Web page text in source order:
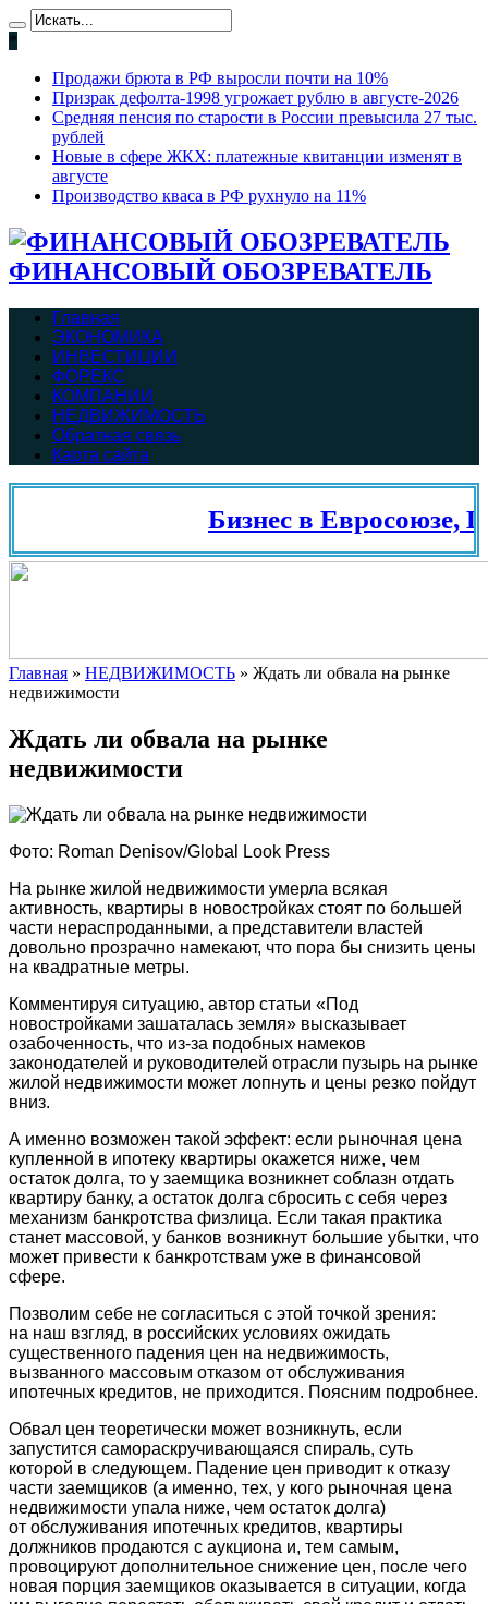
*
Продажи брюта в РФ выросли почти на 10%
Призрак дефолта-1998 угрожает рублю в августе-2026
Средняя пенсия по старости в России превысила 27 тыс.
рублей
Новые в сфере ЖКХ: платежные квитанции изменят в
августе
Производство кваса в РФ рухнуло на 11%
ФИНАНСОВЫЙ ОБОЗРЕВАТЕЛЬ
Главная
ЭКОНОМИКА
ИНВЕСТИЦИИ
ФОРЕКС
КОМПАНИИ
НЕДВИЖИМОСТЬ
Обратная связь
Карта сайта
Бизнес в Евросоюзе,
Главная » НЕДВИЖИМОСТЬ » Ждать ли обвала на рынке
недвижимости
Ждать ли обвала на рынке
недвижимости
Фото: Roman Denisov/Global Look Press
На рынке жилой недвижимости умерла всякая
активность, квартиры в новостройках стоят по большей
части нераспроданными, а представители властей
довольно прозрачно намекают, что пора бы снизить цены
на квадратные метры.
Комментируя ситуацию, автор статьи «Под
новостройками зашаталась земля» высказывает
озабоченность, что из-за подобных намеков
законодателей и руководителей отрасли пузырь на рынке
жилой недвижимости может лопнуть и цены резко пойдут
вниз.
А именно возможен такой эффект: если рыночная цена
купленной в ипотеку квартиры окажется ниже, чем
остаток долга, то у заемщика возникнет соблазн отдать
квартиру банку, а остаток долга сбросить с себя через
механизм банкротства физлица. Если такая практика
станет массовой, у банков возникнут большие убытки, что
может привести к банкротствам уже в финансовой
сфере.
Позволим себе не согласиться с этой точкой зрения:
на наш взгляд, в российских условиях ожидать
существенного падения цен на недвижимость,
вызванного массовым отказом от обслуживания
ипотечных кредитов, не приходится. Поясним подробнее.
Обвал цен теоретически может возникнуть, если
запустится самораскручивающаяся спираль, суть
которой в следующем. Падение цен приводит к отказу
части заемщиков (а именно, тех, у кого рыночная цена
недвижимости упала ниже, чем остаток долга)
от обслуживания ипотечных кредитов, квартиры
должников продаются с аукциона и, тем самым,
провоцируют дополнительное снижение цен, после чего
новая порция заемщиков оказывается в ситуации, когда